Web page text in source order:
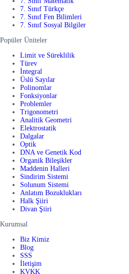
7. Sınıf Türkçe
7. Sınıf Fen Bilimleri
7. Sınıf Sosyal Bilgiler
Popüler Üniteler
Limit ve Süreklilik
Türev
İntegral
Üslü Sayılar
Polinomlar
Fonksiyonlar
Problemler
Trigonometri
Analitik Geometri
Elektrostatik
Dalgalar
Optik
DNA ve Genetik Kod
Organik Bileşikler
Maddenin Halleri
Sindirim Sistemi
Solunum Sistemi
Anlatım Bozuklukları
Halk Şiiri
Divan Şiiri
Kurumsal
Biz Kimiz
Blog
SSS
İletişim
KVKK